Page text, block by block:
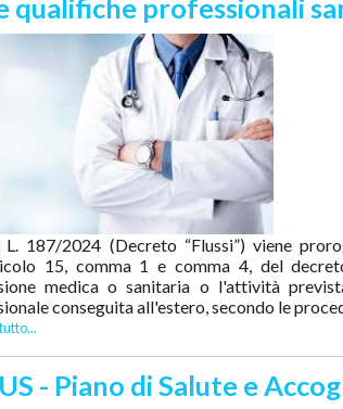
qualifiche professionali
L. 187/2024 (Decreto “Flussi”) viene
15, comma 1 e comma 4, del
medica o sanitaria o l'attività
conseguita all'estero, secondo le
- Piano di Salute e